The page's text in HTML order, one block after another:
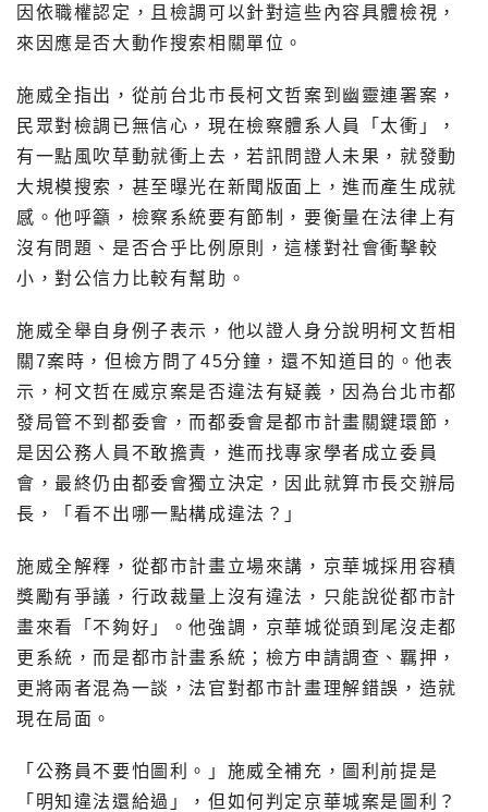
因依職權認定，且檢調可以針對這些內容具體檢視，
來因應是否大動作搜索相關單位。
施威全指出，從前台北市長柯文哲案到幽靈連署案，
民眾對檢調已無信心，現在檢察體系人員「太衝」，
有一點風吹草動就衝上去，若訊問證人未果，就發動
大規模搜索，甚至曝光在新聞版面上，進而產生成就
感。他呼籲，檢察系統要有節制，要衡量在法律上有
沒有問題、是否合乎比例原則，這樣對社會衝擊較
小，對公信力比較有幫助。
施威全舉自身例子表示，他以證人身分說明柯文哲相
關7案時，但檢方問了45分鐘，還不知道目的。他表
示，柯文哲在威京案是否違法有疑義，因為台北市都
發局管不到都委會，而都委會是都市計畫關鍵環節，
是因公務人員不敢擔責，進而找專家學者成立委員
會，最終仍由都委會獨立決定，因此就算市長交辦局
長，「看不出哪一點構成違法？」
施威全解釋，從都市計畫立場來講，京華城採用容積
獎勵有爭議，行政裁量上沒有違法，只能說從都市計
畫來看「不夠好」。他強調，京華城從頭到尾沒走都
更系統，而是都市計畫系統；檢方申請調查、羈押，
更將兩者混為一談，法官對都市計畫理解錯誤，造就
現在局面。
「公務員不要怕圖利。」施威全補充，圖利前提是
「明知違法還給過」，但如何判定京華城案是圖利？